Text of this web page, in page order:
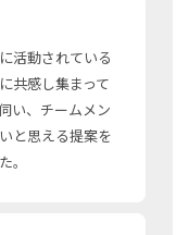
活動されている
共感し集まって
い、チームメン
と思える提案を
。